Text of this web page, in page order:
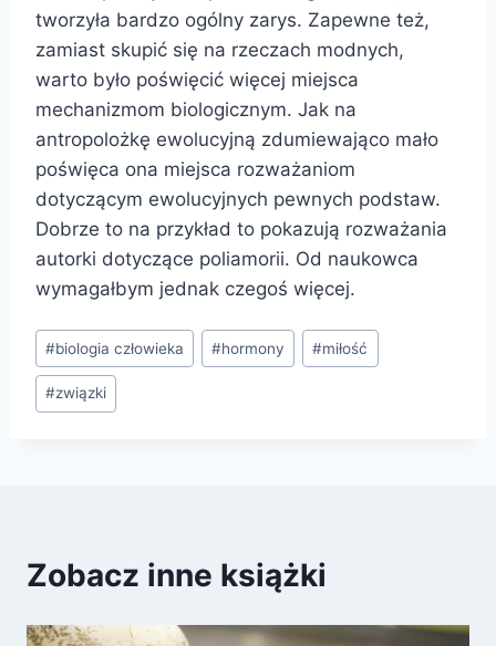
tworzyła bardzo ogólny zarys. Zapewne też,
zamiast skupić się na rzeczach modnych,
warto było poświęcić więcej miejsca
mechanizmom biologicznym. Jak na
antropolożkę ewolucyjną zdumiewająco mało
poświęca ona miejsca rozważaniom
dotyczącym ewolucyjnych pewnych podstaw.
Dobrze to na przykład to pokazują rozważania
autorki dotyczące poliamorii. Od naukowca
wymagałbym jednak czegoś więcej.
Tagi
wpisu:
#biologia człowieka #hormony #miłość
#związki
Zobacz inne książki